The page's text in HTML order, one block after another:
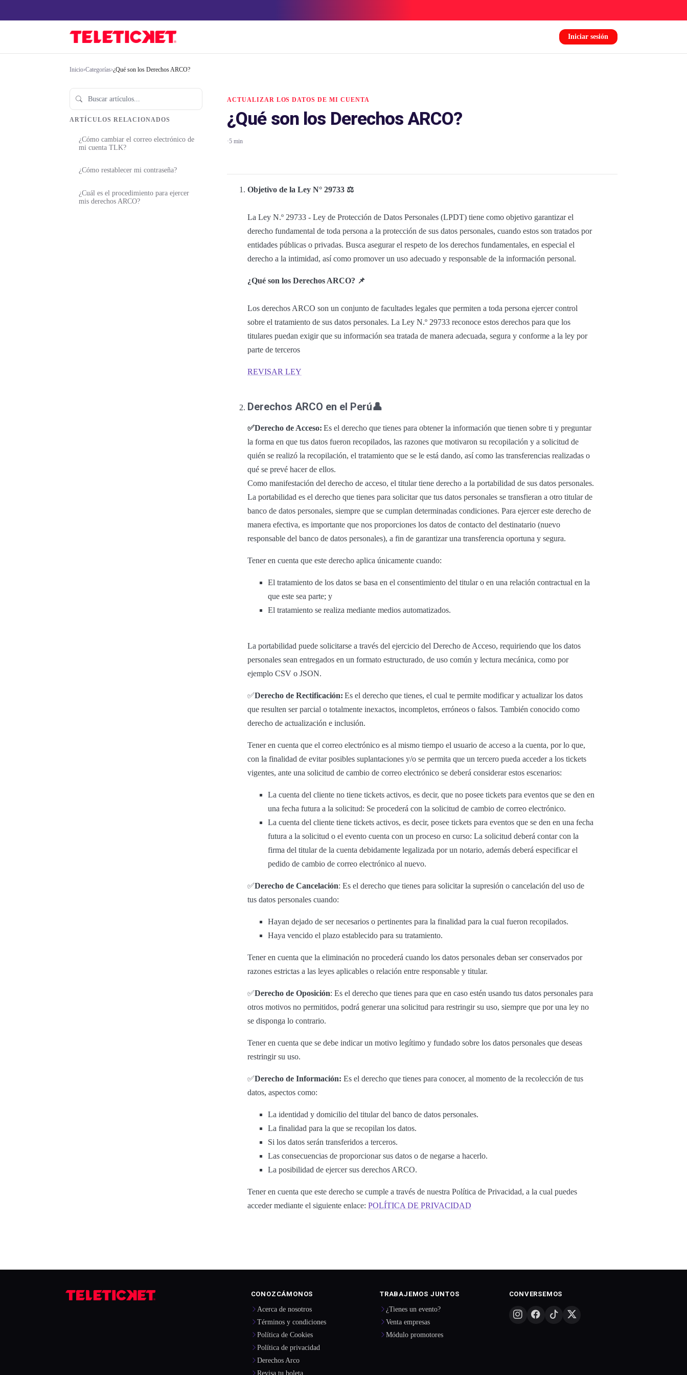
Iniciar sesión
Inicio›Categorías›¿Qué son los Derechos ARCO?
ARTÍCULOS RELACIONADOS
¿Cómo cambiar el correo electrónico de
mi cuenta TLK?
¿Cómo restablecer mi contraseña?
¿Cuál es el procedimiento para ejercer
mis derechos ARCO?
ACTUALIZAR LOS DATOS DE MI CUENTA
¿Qué son los Derechos ARCO?
·5 min
Objetivo de la Ley N° 29733 ⚖️
La Ley N.º 29733 - Ley de Protección de Datos Personales (LPDT) tiene como objetivo garantizar el
derecho fundamental de toda persona a la protección de sus datos personales, cuando estos son tratados por
entidades públicas o privadas. Busca asegurar el respeto de los derechos fundamentales, en especial el
derecho a la intimidad, así como promover un uso adecuado y responsable de la información personal.
¿Qué son los Derechos ARCO? 📌
Los derechos ARCO son un conjunto de facultades legales que permiten a toda persona ejercer control
sobre el tratamiento de sus datos personales. La Ley N.º 29733 reconoce estos derechos para que los
titulares puedan exigir que su información sea tratada de manera adecuada, segura y conforme a la ley por
parte de terceros
REVISAR LEY
Derechos ARCO en el Perú👤
✅Derecho de Acceso: Es el derecho que tienes para obtener la información que tienen sobre ti y preguntar
la forma en que tus datos fueron recopilados, las razones que motivaron su recopilación y a solicitud de
quién se realizó la recopilación, el tratamiento que se le está dando, así como las transferencias realizadas o
qué se prevé hacer de ellos. ​​​
​​​Como manifestación del derecho de acceso, el titular tiene derecho a la portabilidad de sus datos personales.
La portabilidad es el derecho que tienes para solicitar que tus datos personales se transfieran a otro titular de
banco de datos personales, siempre que se cumplan determinadas condiciones. Para ejercer este derecho de
manera efectiva, es importante que nos proporciones los datos de contacto del destinatario (nuevo
responsable del banco de datos personales), a fin de garantizar una transferencia oportuna y segura.
​​​Tener en cuenta que este derecho aplica únicamente cuando:​​
​​​El tratamiento de los datos se basa en el consentimiento del titular o en una relación contractual en la
que este sea parte; y​​
​​​El tratamiento se realiza mediante medios automatizados.​​
​​​La portabilidad puede solicitarse a través del ejercicio del Derecho de Acceso, requiriendo que los datos
personales sean entregados en un formato estructurado, de uso común y lectura mecánica, como por
ejemplo CSV o JSON.​​
​​✅​Derecho de Rectificación: Es el derecho que tienes, el cual te permite modificar y actualizar los datos
que resulten ser parcial o totalmente inexactos, incompletos, erróneos o falsos. También conocido como
derecho de actualización e inclusión.
Tener en cuenta que el correo electrónico es al mismo tiempo el usuario de acceso a la cuenta, por lo que,
con la finalidad de evitar posibles suplantaciones y/o se permita que un tercero pueda acceder a los tickets
vigentes, ante una solicitud de cambio de correo electrónico se deberá considerar estos escenarios:
La cuenta del cliente no tiene tickets activos, es decir, que no posee tickets para eventos que se den en
una fecha futura a la solicitud: Se procederá con la solicitud de cambio de correo electrónico.
La cuenta del cliente tiene tickets activos, es decir, posee tickets para eventos que se den en una fecha
futura a la solicitud o el evento cuenta con un proceso en curso: La solicitud deberá contar con la
firma del titular de la cuenta debidamente legalizada por un notario, además deberá especificar el
pedido de cambio de correo electrónico al nuevo.
​​✅​Derecho de Cancelación: Es el derecho que tienes para solicitar la supresión o cancelación del uso de
tus datos personales cuando:
Hayan dejado de ser necesarios o pertinentes para la finalidad para la cual fueron recopilados.
Haya vencido el plazo establecido para su tratamiento.
Tener en cuenta que la eliminación no procederá cuando los datos personales deban ser conservados por
razones estrictas a las leyes aplicables o relación entre responsable y titular.
​​✅​Derecho de Oposición: Es el derecho que tienes para que en caso estén usando tus datos personales para
otros motivos no permitidos, podrá generar una solicitud para restringir su uso, siempre que por una ley no
se disponga lo contrario.
Tener en cuenta que se debe indicar un motivo legítimo y fundado sobre los datos personales que deseas
restringir su uso.
​​✅​Derecho de Información: Es el derecho que tienes para conocer, al momento de la recolección de tus
datos, aspectos como:
La identidad y domicilio del titular del banco de datos personales.
La finalidad para la que se recopilan los datos.
Si los datos serán transferidos a terceros.
Las consecuencias de proporcionar sus datos o de negarse a hacerlo.
La posibilidad de ejercer sus derechos ARCO.
Tener en cuenta que este derecho se cumple a través de nuestra Política de Privacidad, a la cual puedes
acceder mediante el siguiente enlace: POLÍTICA DE PRIVACIDAD
CONOZCÁMONOS
Acerca de nosotros
Términos y condiciones
Política de Cookies
Política de privacidad
Derechos Arco
Revisa tu boleta
TRABAJEMOS JUNTOS
¿Tienes un evento?
Venta empresas
Módulo promotores
CONVERSEMOS